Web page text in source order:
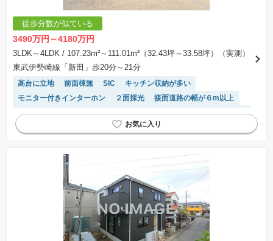
徒歩分数が似ている
3490万円～4180万円
3LDK～4LDK / 107.23m²～111.01m²（32.43坪～33.58坪）（実測）
東武伊勢崎線「新田」歩20分～21分
高台に立地 前面棟無 SIC
キッチン収納が多い
モニター付きインターホン
２面採光
接面道路の幅が６m以上
浴室乾燥機
WIC 食洗機 長期優良住宅 角地
トイレ2個以上
バリアフリー
窓付き浴室